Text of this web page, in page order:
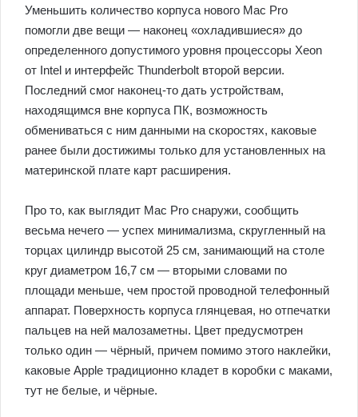
Уменьшить количество корпуса нового Mac Pro
помогли две вещи — наконец «охладившиеся» до
определенного допустимого уровня процессоры Xeon
от Intel и интерфейс Thunderbolt второй версии.
Последний смог наконец-то дать устройствам,
находящимся вне корпуса ПК, возможность
обмениваться с ним данными на скоростях, каковые
ранее были достижимы только для установленных на
материнской плате карт расширения.
Про то, как выглядит Mac Pro снаружи, сообщить
весьма нечего — успех минимализма, скругленный на
торцах цилиндр высотой 25 см, занимающий на столе
круг диаметром 16,7 см — вторыми словами по
площади меньше, чем простой проводной телефонный
аппарат. Поверхность корпуса глянцевая, но отпечатки
пальцев на ней малозаметны. Цвет предусмотрен
только один — чёрный, причем помимо этого наклейки,
каковые Apple традиционно кладет в коробки с маками,
тут не белые, и чёрные.